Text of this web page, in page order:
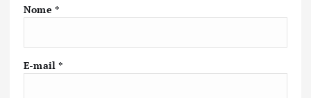
Nome *
E-mail*